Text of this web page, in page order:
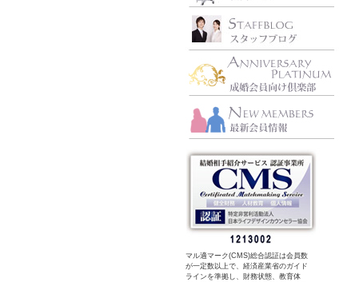
マル適マーク(CMS)総合認証は会員数
が一定数以上で、経済産業省のガイド
ラインを準拠し、財務状態、教育体